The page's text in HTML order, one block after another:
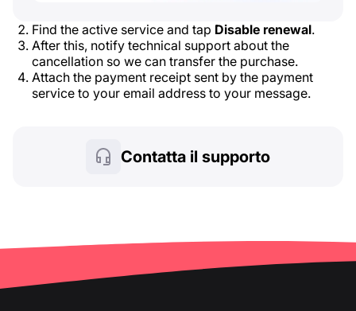
Find the active service and tap Disable renewal.
After this, notify technical support about the
cancellation so we can transfer the purchase.
Attach the payment receipt sent by the payment
service to your email address to your message.
Contatta il supporto